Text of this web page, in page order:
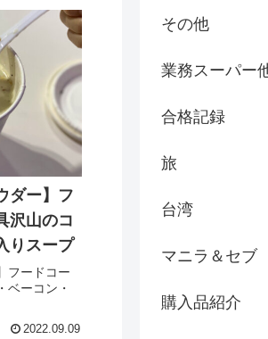
ダー】フ
沢山のコ
りスープ
フードコー
ベーコン・
2022.09.09
その他
業務スーパー
合格記録
旅
台湾
マニラ＆セブ
購入品紹介